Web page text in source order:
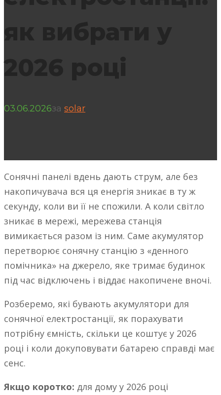
03.06.2026за solar
Сонячні панелі вдень дають струм, але без
накопичувача вся ця енергія зникає в ту ж
секунду, коли ви її не спожили. А коли світло
зникає в мережі, мережева станція
вимикається разом із ним. Саме акумулятор
перетворює сонячну станцію з «денного
помічника» на джерело, яке тримає будинок
під час відключень і віддає накопичене вночі.
Розберемо, які бувають акумулятори для
сонячної електростанції, як порахувати
потрібну ємність, скільки це коштує у 2026
році і коли докуповувати батарею справді має
сенс.
Якщо коротко: для дому у 2026 році